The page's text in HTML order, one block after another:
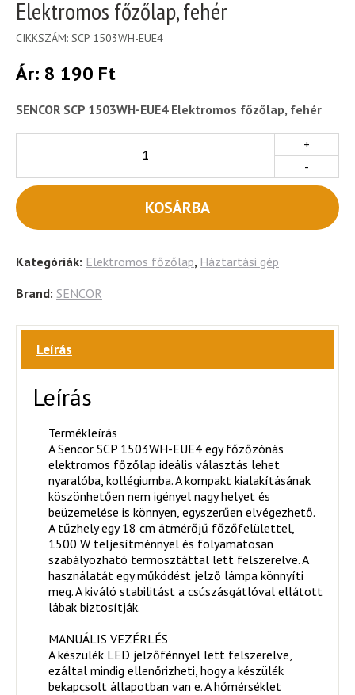
Elektromos főzőlap, fehér
CIKKSZÁM: SCP 1503WH-EUE4
Ár: 8 190 Ft
SENCOR SCP 1503WH-EUE4 Elektromos főzőlap, fehér
-
+
KOSÁRBA
Kategóriák: Elektromos főzőlap, Háztartási gép
Brand: SENCOR
Leírás
Leírás
Termékleírás
A Sencor SCP 1503WH-EUE4 egy főzőzónás
elektromos főzőlap ideális választás lehet
nyaralóba, kollégiumba. A kompakt kialakításának
köszönhetően nem igényel nagy helyet és
beüzemelése is könnyen, egyszerűen elvégezhető.
A tűzhely egy 18 cm átmérőjű főzőfelülettel,
1500 W teljesítménnyel és folyamatosan
szabályozható termosztáttal lett felszerelve. A
használatát egy működést jelző lámpa könnyíti
meg. A kiváló stabilitást a csúszásgátlóval ellátott
lábak biztosítják.
MANUÁLIS VEZÉRLÉS
A készülék LED jelzőfénnyel lett felszerelve,
ezáltal mindig ellenőrizheti, hogy a készülék
bekapcsolt állapotban van e. A hőmérséklet